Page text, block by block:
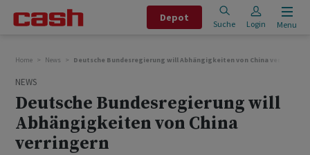
Depot
Suche Login Menu
Home News Deutsche Bundesregierung will Abhängigkeiten von China verringern
NEWS
Deutsche Bundesregierung will
Abhängigkeiten von China
verringern